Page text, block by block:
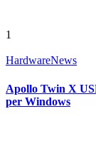
1
HardwareNews
Apollo Twin X
per Windows